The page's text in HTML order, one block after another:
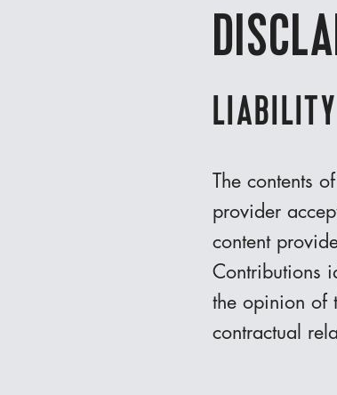
The contents
provider
content
Contributions
the opinion of
contractual